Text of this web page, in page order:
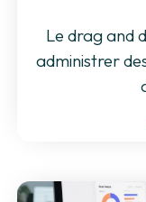
Le drag and
administrer